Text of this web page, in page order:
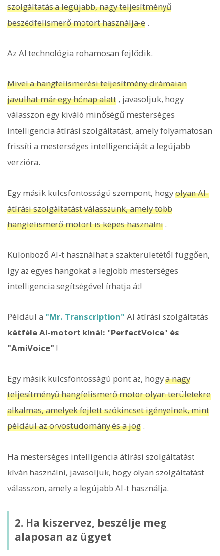
szolgáltatás a legújabb, nagy teljesítményű
beszédfelismerő motort használja-e .
Az AI technológia rohamosan fejlődik.
Mivel a hangfelismerési teljesítmény drámaian
javulhat már egy hónap alatt , javasoljuk, hogy
válasszon egy kiváló minőségű mesterséges
intelligencia átírási szolgáltatást, amely folyamatosan
frissíti a mesterséges intelligenciáját a legújabb
verzióra.
Egy másik kulcsfontosságú szempont, hogyolyan AI-
átírási szolgáltatást válasszunk, amely több
hangfelismerő motort is képes használni .
Különböző AI-t használhat a szakterületétől függően,
így az egyes hangokat a legjobb mesterséges
intelligencia segítségével írhatja át!
Például a "Mr. Transcription" AI átírási szolgáltatás
kétféle AI-motort kínál: "PerfectVoice" és
"AmiVoice" !
Egy másik kulcsfontosságú pont az, hogya nagy
teljesítményű hangfelismerő motor olyan területekre
alkalmas, amelyek fejlett szókincset igényelnek, mint
például az orvostudomány és a jog .
Ha mesterséges intelligencia átírási szolgáltatást
kíván használni, javasoljuk, hogy olyan szolgáltatást
válasszon, amely a legújabb AI-t használja.
2. Ha kiszervez, beszélje meg
alaposan az ügyet